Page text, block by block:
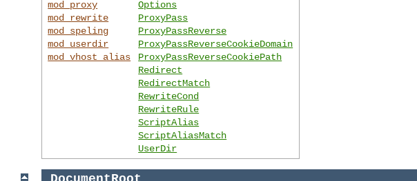
mod_proxy
mod_rewrite
mod_speling
mod_userdir
mod_vhost_alias
Options
ProxyPass
ProxyPassReverse
ProxyPassReverseCookieDomain
ProxyPassReverseCookiePath
Redirect
RedirectMatch
RewriteCond
RewriteRule
ScriptAlias
ScriptAliasMatch
UserDir